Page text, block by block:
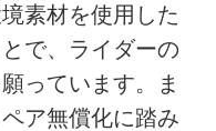
素材を使用した
で、ライダーの
っています。ま
ア無償化に踏み